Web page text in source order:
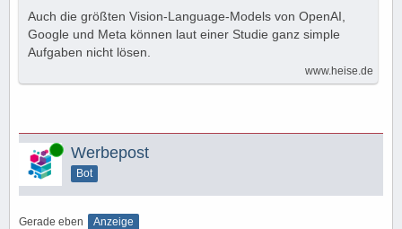
Auch die größten Vision-Language-Models von OpenAI,
Google und Meta können laut einer Studie ganz simple
Aufgaben nicht lösen.
www.heise.de
Online Werbepost
Bot
Gerade eben Anzeige